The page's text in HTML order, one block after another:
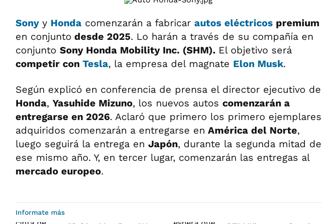
Sonyy Honda comenzarán a fabricar autos eléctricos premium
en conjunto desde 2025. Lo harán a través de su compañía en
conjunto Sony Honda Mobility Inc. (SHM). El objetivo será
competir con Tesla, la empresa del magnate Elon Musk.
Según explicó en conferencia de prensa el director ejecutivo de
Honda, Yasuhide Mizuno, los nuevos autos comenzarán a
entregarse en 2026. Aclaró que primero los primero ejemplares
adquiridos comenzarán a entregarse en América del Norte,
luego seguirá la entrega en Japón, durante la segunda mitad de
ese mismo año. Y, en tercer lugar, comenzarán las entregas al
mercado europeo.
Informate más